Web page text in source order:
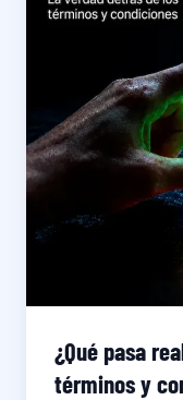
¿Qué pasa
términos y